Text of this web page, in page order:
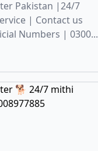
Pakistan |24/7
| Contact us
Numbers | 0300...